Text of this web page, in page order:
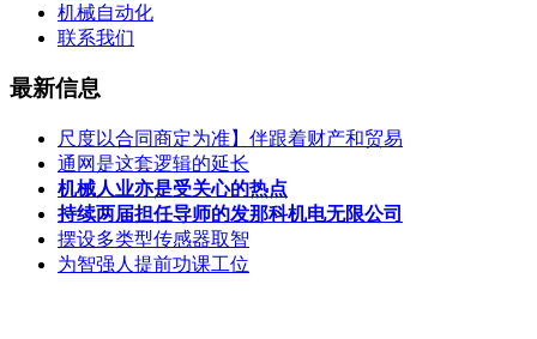
机械自动化
联系我们
最新信息
尺度以合同商定为准】伴跟着财产和贸易
通网是这套逻辑的延长
机械人业亦是受关心的热点
持续两届担任导师的发那科机电无限公司
摆设多类型传感器取智
为智强人提前功课工位